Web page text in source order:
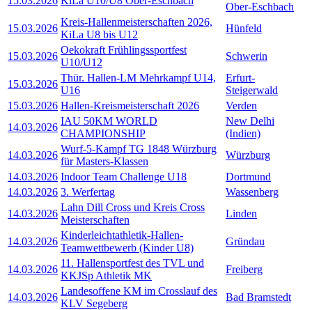
Ober-Eschbach
15.03.2026
Kreis-Hallenmeisterschaften 2026,
KiLa U8 bis U12
Hünfeld
15.03.2026
Oekokraft Frühlingssportfest
U10/U12
Schwerin
15.03.2026
Thür. Hallen-LM Mehrkampf U14,
U16
Erfurt-
Steigerwald
15.03.2026 Hallen-Kreismeisterschaft 2026
Verden
14.03.2026
IAU 50KM WORLD
CHAMPIONSHIP
New Delhi
(Indien)
14.03.2026
Wurf-5-Kampf TG 1848 Würzburg
für Masters-Klassen
Würzburg
14.03.2026 Indoor Team Challenge U18
Dortmund
14.03.2026 3. Werfertag
Wassenberg
14.03.2026
Lahn Dill Cross und Kreis Cross
Meisterschaften
Linden
14.03.2026
Kinderleichtathletik-Hallen-
Teamwettbewerb (Kinder U8)
Gründau
14.03.2026
11. Hallensportfest des TVL und
KKJSp Athletik MK
Freiberg
14.03.2026
Landesoffene KM im Crosslauf des
KLV Segeberg
Bad Bramstedt